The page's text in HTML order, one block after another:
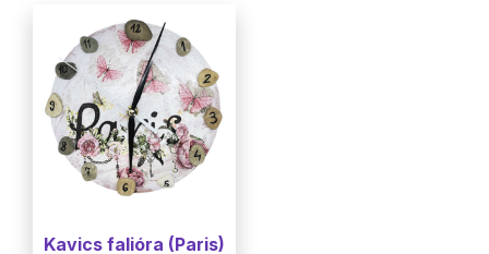
Kavics falióra (Paris)